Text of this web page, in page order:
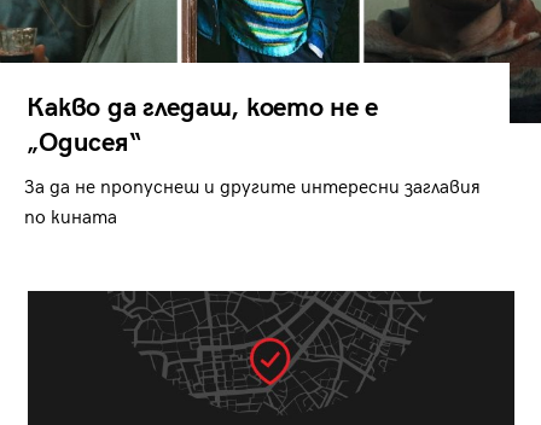
Какво да гледаш, което не е
„Одисея“
За да не пропуснеш и другите интересни заглавия
по кината